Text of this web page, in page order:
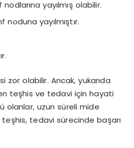
yayılmış olabilir.
yayılmıştır.
olabilir. Ancak, yukarıda
teşhis ve tedavi için hayati
olanlar, uzun süreli mide
tedavi sürecinde başarı